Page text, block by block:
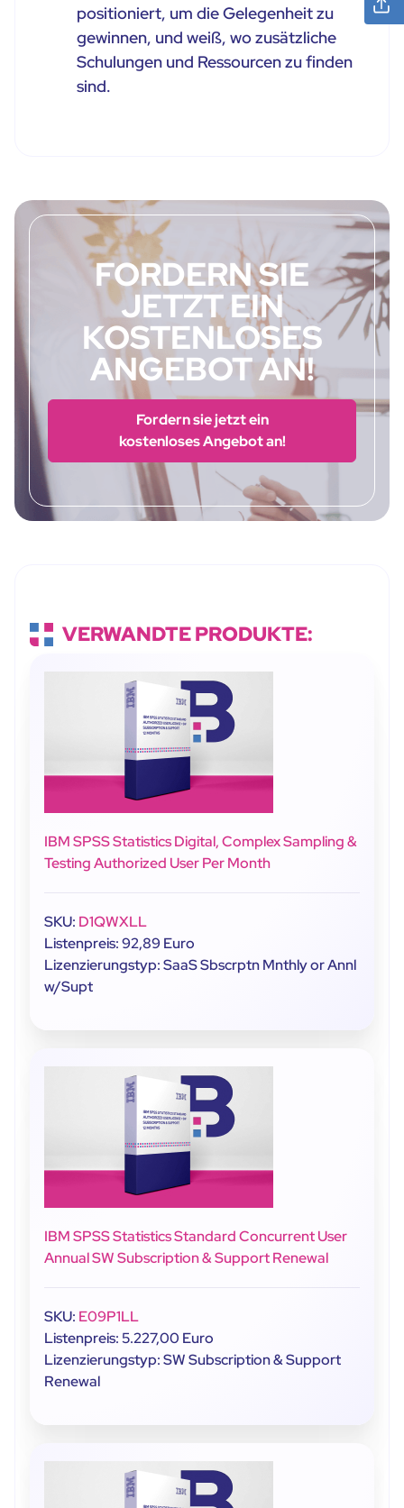
positioniert, um die Gelegenheit zu
gewinnen, und weiß, wo zusätzliche
Schulungen und Ressourcen zu finden
sind.
FORDERN SIE
JETZT EIN
KOSTENLOSES
ANGEBOT AN!
Fordern sie jetzt ein
kostenloses Angebot an!
VERWANDTE PRODUKTE:
IBM SPSS Statistics Digital, Complex Sampling &
Testing Authorized User Per Month
SKU: D1QWXLL
Listenpreis: 92,89 Euro
Lizenzierungstyp: SaaS Sbscrptn Mnthly or Annl
w/Supt
IBM SPSS Statistics Standard Concurrent User
Annual SW Subscription & Support Renewal
SKU: E09P1LL
Listenpreis: 5.227,00 Euro
Lizenzierungstyp: SW Subscription & Support
Renewal